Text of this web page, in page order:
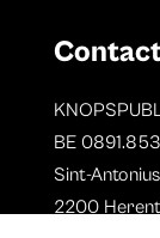
BE
Sint-
2200